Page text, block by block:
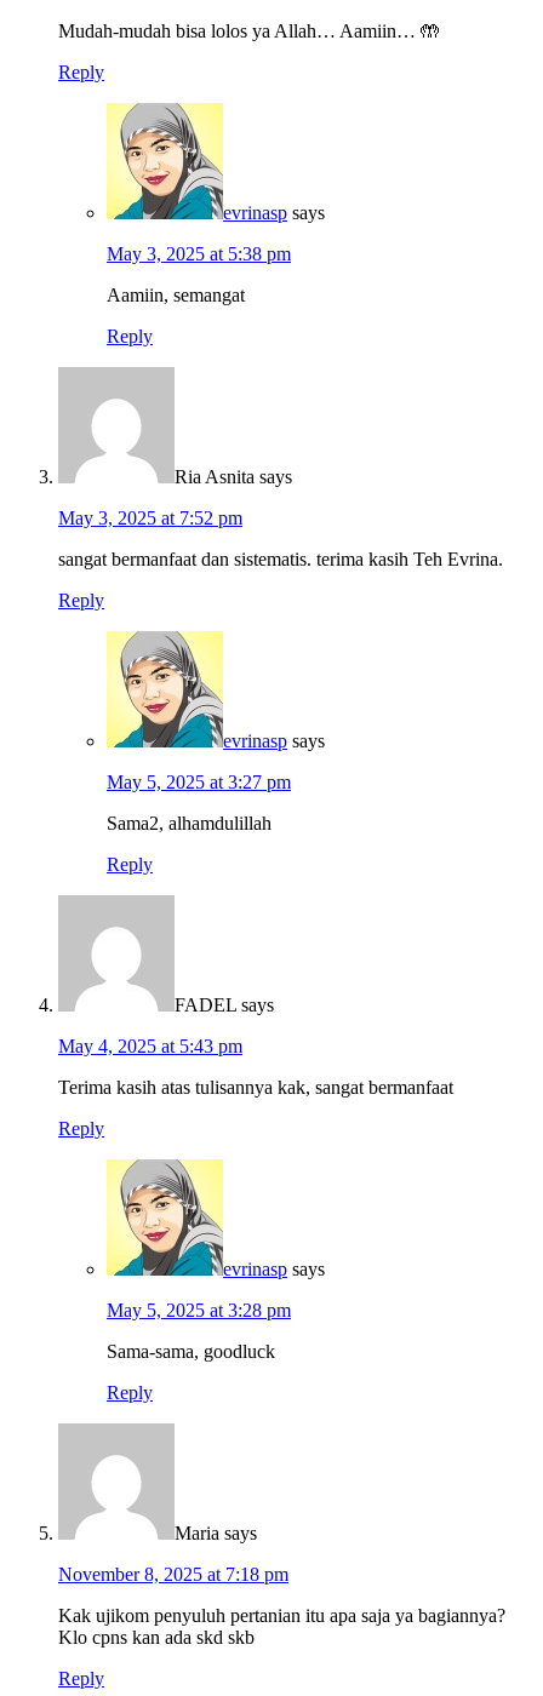
Mudah-mudah bisa lolos ya Allah… Aamiin… 🤲
Reply
evrinasp says
May 3, 2025 at 5:38 pm
Aamiin, semangat
Reply
Ria Asnita says
May 3, 2025 at 7:52 pm
sangat bermanfaat dan sistematis. terima kasih Teh Evrina.
Reply
evrinasp says
May 5, 2025 at 3:27 pm
Sama2, alhamdulillah
Reply
FADEL says
May 4, 2025 at 5:43 pm
Terima kasih atas tulisannya kak, sangat bermanfaat
Reply
evrinasp says
May 5, 2025 at 3:28 pm
Sama-sama, goodluck
Reply
Maria says
November 8, 2025 at 7:18 pm
Kak ujikom penyuluh pertanian itu apa saja ya bagiannya?
Klo cpns kan ada skd skb
Reply